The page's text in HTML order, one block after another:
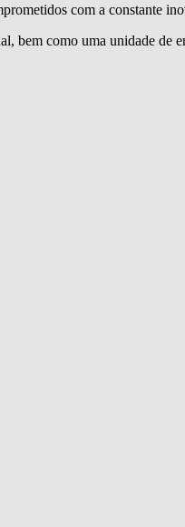
com a constante
bem como uma unidade de